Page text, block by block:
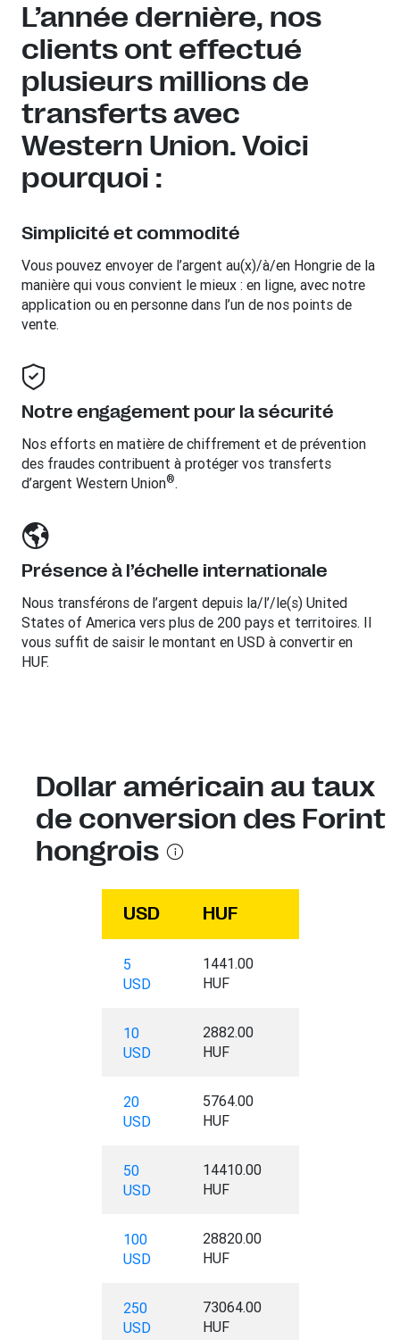
L’année dernière, nos
clients ont effectué
plusieurs millions de
transferts avec
Western Union. Voici
pourquoi :
Simplicité et commodité
Vous pouvez envoyer de l’argent au(x)/à/en Hongrie de la
manière qui vous convient le mieux : en ligne, avec notre
application ou en personne dans l’un de nos points de
vente.
Notre engagement pour la sécurité
Nos efforts en matière de chiffrement et de prévention
des fraudes contribuent à protéger vos transferts
d’argent Western Union®.
Présence à l’échelle internationale
Nous transférons de l’argent depuis la/l’/le(s) United
States of America vers plus de 200 pays et territoires. Il
vous suffit de saisir le montant en USD à convertir en
HUF.
Dollar américain au taux
de conversion des Forint
hongrois
USD HUF
5
USD
1441.00
HUF
10
USD
2882.00
HUF
20
USD
5764.00
HUF
50
USD
14410.00
HUF
100
USD
28820.00
HUF
250
USD
73064.00
HUF